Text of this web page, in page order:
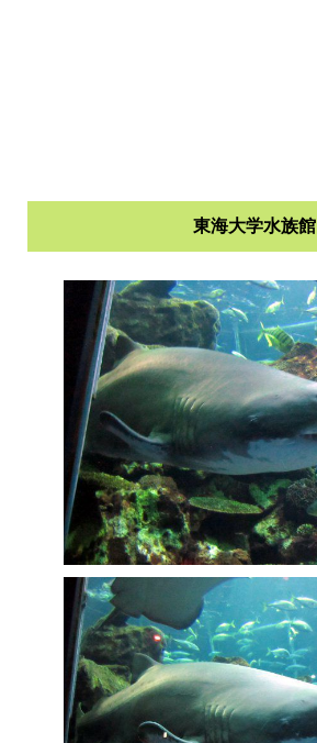
東海大学水族館